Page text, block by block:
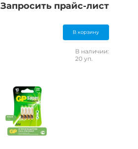
Запросить прайс-лист
В корзину
В наличии:
20 уп.